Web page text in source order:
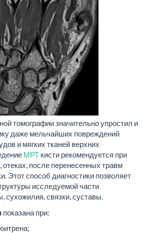
томографии значительно упростил и
даже мельчайших повреждений
и мягких тканей верхних
МРТ кисти рекомендуется при
отеках, после перенесенных травм
Этот способ диагностики позволяет
исследуемой части
сухожилия, связки, суставы.
показана при: